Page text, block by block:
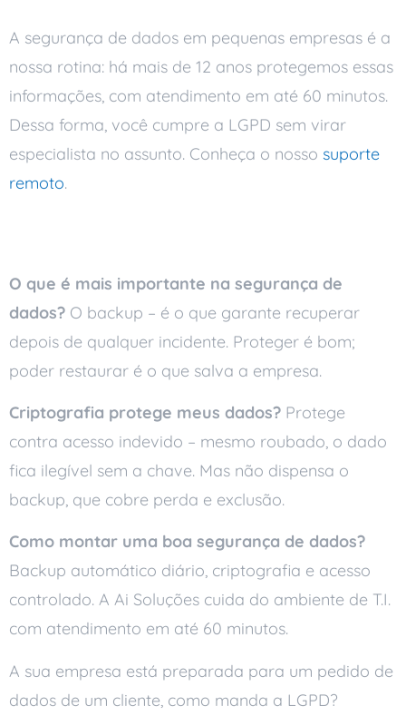
A segurança de dados em pequenas empresas é a
nossa rotina: há mais de 12 anos protegemos essas
informações, com atendimento em até 60 minutos.
Dessa forma, você cumpre a LGPD sem virar
especialista no assunto. Conheça o nosso suporte
remoto.
O que é mais importante na segurança de
dados? O backup – é o que garante recuperar
depois de qualquer incidente. Proteger é bom;
poder restaurar é o que salva a empresa.
Criptografia protege meus dados? Protege
contra acesso indevido – mesmo roubado, o dado
fica ilegível sem a chave. Mas não dispensa o
backup, que cobre perda e exclusão.
Como montar uma boa segurança de dados?
Backup automático diário, criptografia e acesso
controlado. A Ai Soluções cuida do ambiente de T.I.
com atendimento em até 60 minutos.
A sua empresa está preparada para um pedido de
dados de um cliente, como manda a LGPD?